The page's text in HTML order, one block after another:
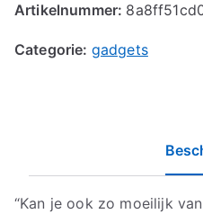
Artikelnummer:
Categorie: gadgets
“Kan je ook zo moeilijk